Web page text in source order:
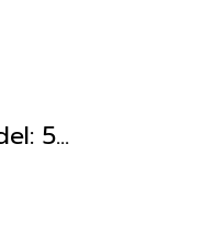
มอเตอร์เกียร์ Model: 5IK90GU-CF